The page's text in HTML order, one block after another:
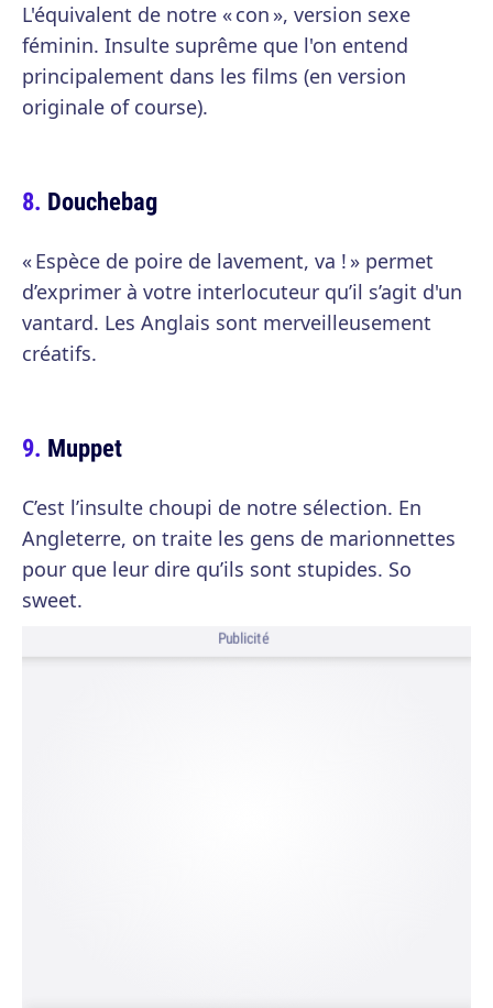
L'équivalent de notre « con », version sexe
féminin. Insulte suprême que l'on entend
principalement dans les films (en version
originale of course).
Douchebag
« Espèce de poire de lavement, va ! » permet
d’exprimer à votre interlocuteur qu’il s’agit d'un
vantard. Les Anglais sont merveilleusement
créatifs.
Muppet
C’est l’insulte choupi de notre sélection. En
Angleterre, on traite les gens de marionnettes
pour que leur dire qu’ils sont stupides. So
sweet.
Publicité